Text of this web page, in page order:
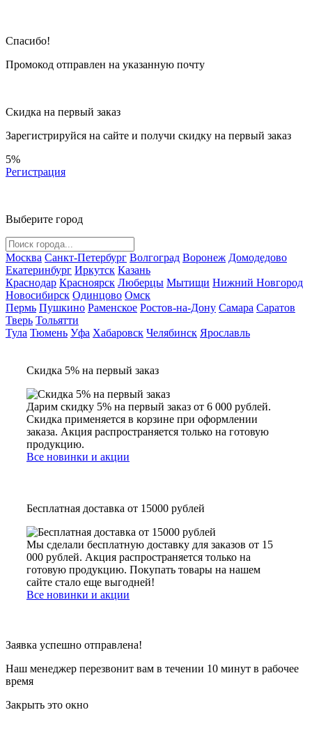
Спасибо!
Промокод отправлен на указанную почту
Скидка на первый заказ
Зарегистрируйся на сайте и получи скидку на первый заказ
5%
Регистрация
Выберите город
Москва Санкт-Петербург Волгоград Воронеж Домодедово
Екатеринбург Иркутск Казань
Краснодар Красноярск Люберцы Мытищи Нижний Новгород
Новосибирск Одинцово Омск
Пермь Пушкино Раменское Ростов-на-Дону Самара Саратов
Тверь Тольятти
Тула Тюмень Уфа Хабаровск Челябинск Ярославль
Скидка 5% на первый заказ
Дарим скидку 5% на первый заказ от 6 000 рублей.
Скидка применяется в корзине при оформлении
заказа. Акция распространяется только на готовую
продукцию.
Все новинки и акции
Бесплатная доставка от 15000 рублей
Мы сделали бесплатную доставку для заказов от 15
000 рублей. Акция распространяется только на
готовую продукцию. Покупать товары на нашем
сайте стало еще выгодней!
Все новинки и акции
Заявка успешно отправлена!
Наш менеджер перезвонит вам в течении 10 минут в рабочее
время
Закрыть это окно